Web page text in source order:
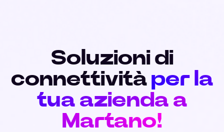
Soluzioni di
connettività per la
tua azienda a
Martano!